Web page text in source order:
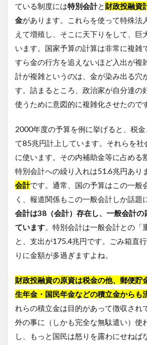
ている制度には特別会計と 財政投融資
金があります。これらを使って特殊法
えて増殖し、そこに天下りをして、巨
います。国家予算の計算は非常に複雑
すら金の行方を追えないほど入出が複
計が複雑というのは、金が染み出る穴
す。詰まるところ、政治家が自分達の
使うために意図的に複雑化させたので
2000年度の予算を例に挙げると、税
て85兆円計上しています。それらを社
に使います。その内補助金等に占める
特別会計への繰り入れは51.6兆円あり
会計です。通常、国の予算はこの一般
く、報道関係もこの一般会計しか話題
会計は38（会計）存在し、一般会計の
ています。特別会計は一般会計との「
と、支出が175.4兆円です。ごみ箱直
りに金額が多過ぎますよね。
財政投融資の原資は税金の他、郵便貯
生年金・国民年金などの積立金からも
れらの積立金は目的があって徴収され
外の事に（しかも完全な無駄遣い）使
し、もっと国民は怒りを露わにせねば